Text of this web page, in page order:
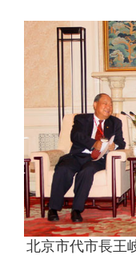
北京市代市長王